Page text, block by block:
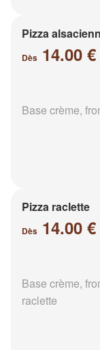
Pizza
Dès 14.00 €
Base crème,
Pizza raclette
Dès 14.00 €
Base crème,
raclette